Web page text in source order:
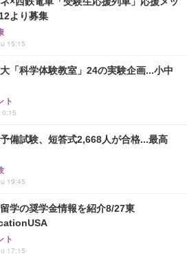
より募集
15:15
「科学体験教室」24の実験企画...小中
ト
0:15
備試験、短答式2,668人が合格...最高
19:45
学の奨学金情報を紹介8/27東
ト
17:15